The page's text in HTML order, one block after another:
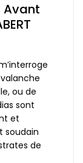
Avant
ou de
sont
et
soudain
de